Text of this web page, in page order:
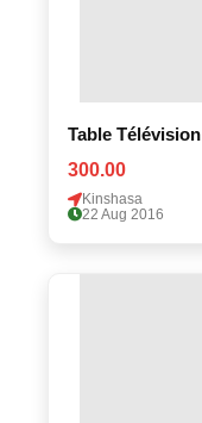
Table Télévision
300.00
Kinshasa
22 Aug 2016